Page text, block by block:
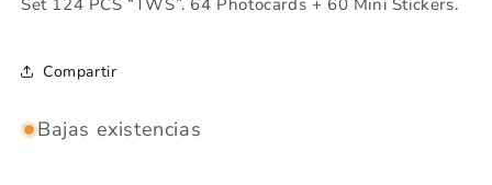
Set 124 PCS “TWS”. 64 Photocards + 60 Mini Stickers.
Compartir
Bajas existencias